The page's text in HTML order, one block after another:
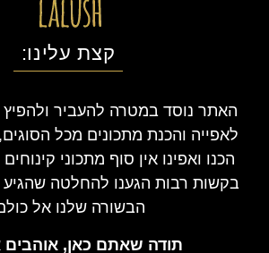
קצת עלינו:
האתר נוסד במטרה להעביר
לאפייה והכנת מתכונים מכל
הכנו ואפינו אין סוף מתכוני
בקשות רבות הגענו להחלטה שהגיע
הבשורה שלנו אל
תודה שאתם כאן,